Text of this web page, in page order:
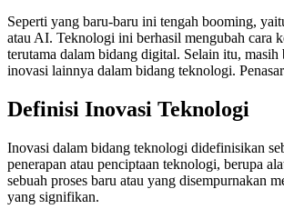
Seperti yang baru-baru ini tengah booming,
atau AI. Teknologi ini berhasil mengubah cara
terutama dalam bidang digital. Selain itu,
inovasi lainnya dalam bidang teknologi.
Definisi Inovasi Teknologi
Inovasi dalam bidang teknologi didefinisikan
penerapan atau penciptaan teknologi, berupa
sebuah proses baru atau yang disempurnakan
yang signifikan.